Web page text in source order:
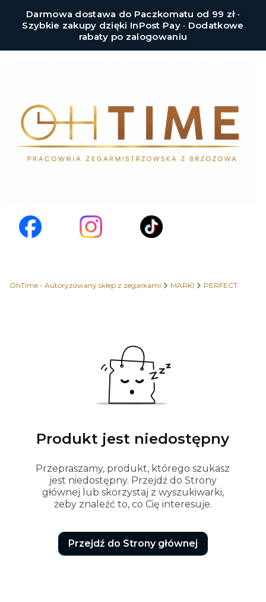
Darmowa dostawa do Paczkomatu od 99 zł ·
Szybkie zakupy dzięki InPost Pay · Dodatkowe
rabaty po zalogowaniu
OhTime - Autoryzowany sklep z zegarkami MARKI PERFECT
Produkt jest niedostępny
Przepraszamy, produkt, którego szukasz
jest niedostępny. Przejdź do Strony
głównej lub skorzystaj z wyszukiwarki,
żeby znaleźć to, co Cię interesuje.
Przejdź do Strony głównej